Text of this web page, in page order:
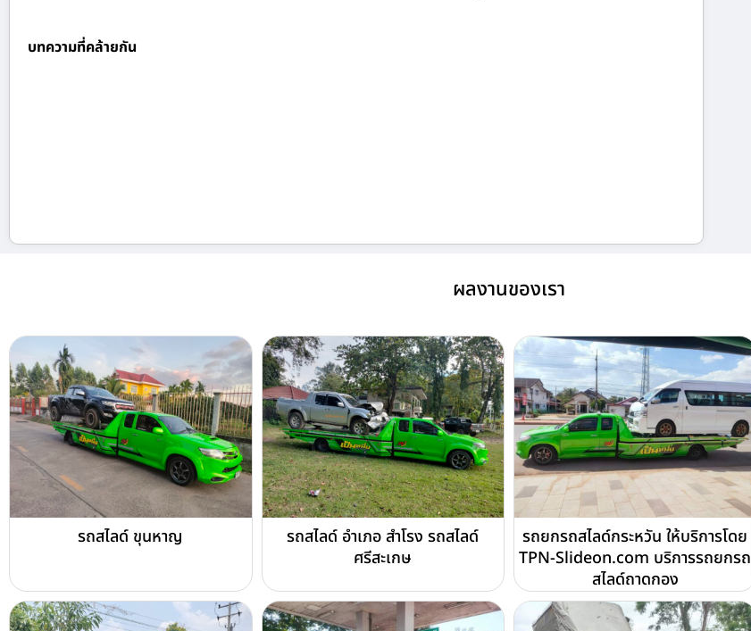
บทความที่คล้ายกัน
ผลงานของเรา
รถสไลด์ ขุนหาญ
รถสไลด์ อำเภอ สำโรง รถสไลด์
ศรีสะเกษ
รถยกรถสไลด์กระหวัน ให้บริการโดย
TPN-Slideon.com บริการรถยกรถ
สไลด์ถาดกอง